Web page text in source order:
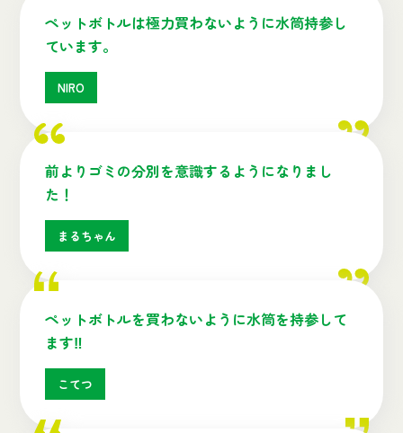
ペットボトルは極力買わないように水筒持参し
ています。
NIRO
前よりゴミの分別を意識するようになりまし
た！
まるちゃん
ペットボトルを買わないように水筒を持参して
ます‼
こてつ